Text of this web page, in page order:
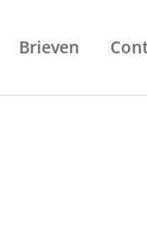
Brieven